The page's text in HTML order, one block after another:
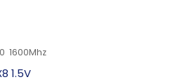
1600Mhz
1.5V